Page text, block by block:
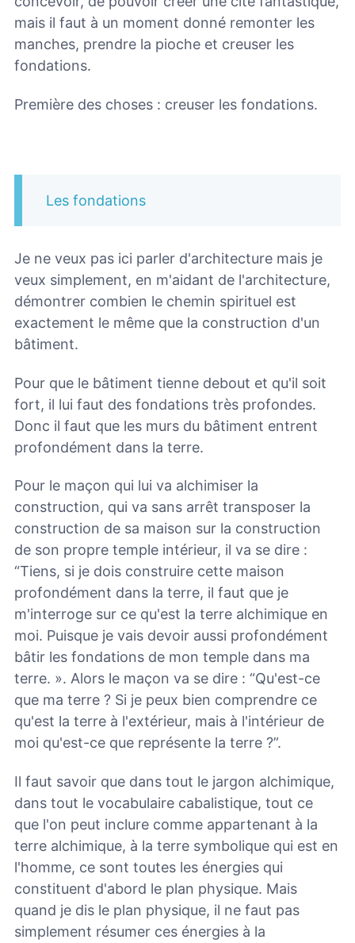
mais il faut à un moment donné remonter les
manches, prendre la pioche et creuser les
fondations.
Première des choses : creuser les fondations.
Les fondations
Je ne veux pas ici parler d'architecture mais je
veux simplement, en m'aidant de l'architecture,
démontrer combien le chemin spirituel est
exactement le même que la construction d'un
bâtiment.
Pour que le bâtiment tienne debout et qu'il soit
fort, il lui faut des fondations très profondes.
Donc il faut que les murs du bâtiment entrent
profondément dans la terre.
Pour le maçon qui lui va alchimiser la
construction, qui va sans arrêt transposer la
construction de sa maison sur la construction
de son propre temple intérieur, il va se dire :
“Tiens, si je dois construire cette maison
profondément dans la terre, il faut que je
m'interroge sur ce qu'est la terre alchimique en
moi. Puisque je vais devoir aussi profondément
bâtir les fondations de mon temple dans ma
terre. ». Alors le maçon va se dire : “Qu'est-ce
que ma terre ? Si je peux bien comprendre ce
qu'est la terre à l'extérieur, mais à l'intérieur de
moi qu'est-ce que représente la terre ?”.
Il faut savoir que dans tout le jargon alchimique,
dans tout le vocabulaire cabalistique, tout ce
que l'on peut inclure comme appartenant à la
terre alchimique, à la terre symbolique qui est en
l'homme, ce sont toutes les énergies qui
constituent d'abord le plan physique. Mais
quand je dis le plan physique, il ne faut pas
simplement résumer ces énergies à la